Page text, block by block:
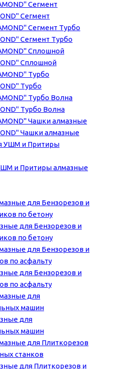
Сегмент
Сегмент Турбо
Сплошной
Турбо
Турбо Волна
Чашки алмазные
и Притиры алмазные
для Бензорезов и
по бетону
для Бензорезов и
по асфальту
для
машин
для Плиткорезов и